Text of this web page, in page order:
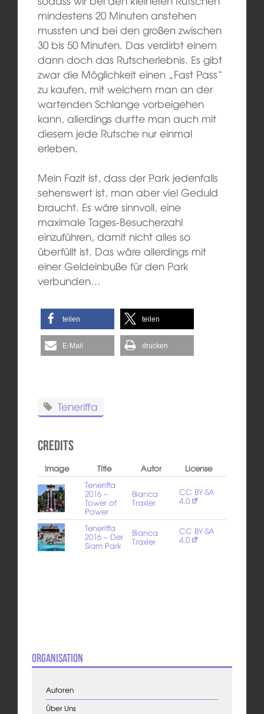
mindestens 20 Minuten anstehen
mussten und bei den großen zwischen
30 bis 50 Minuten. Das verdirbt einem
dann doch das Rutscherlebnis. Es gibt
zwar die Möglichkeit einen „Fast Pass“
zu kaufen, mit welchem man an der
wartenden Schlange vorbeigehen
kann, allerdings durfte man auch mit
diesem jede Rutsche nur einmal
erleben.
Mein Fazit ist, dass der Park jedenfalls
sehenswert ist, man aber viel Geduld
braucht. Es wäre sinnvoll, eine
maximale Tages-Besucherzahl
einzuführen, damit nicht alles so
überfüllt ist. Das wäre allerdings mit
einer Geldeinbuße für den Park
verbunden…
teilen teilen
E-Mail drucken
Teneriffa
Credits
Image Title Autor
License
Teneriffa
2016 –
Tower of
Power
Bianca
Traxler
CC BY-SA
4.0
Teneriffa
2016 – Der
Siam Park
Bianca
Traxler
CC BY-SA
4.0
Organisation
Autoren
Über Uns